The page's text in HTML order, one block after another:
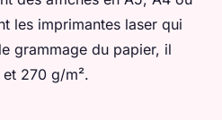
les imprimantes laser qui
grammage du papier, il
270 g/m².